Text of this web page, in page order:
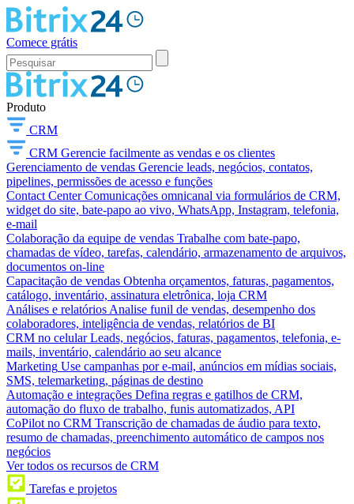
Comece grátis
Produto
CRM
CRM Gerencie facilmente as vendas e os clientes
Gerenciamento de vendas Gerencie leads, negócios, contatos,
pipelines, permissões de acesso e funções
Contact Center Comunicações omnicanal via formulários de CRM,
widget do site, bate-papo ao vivo, WhatsApp, Instagram, telefonia,
e-mail
Colaboração da equipe de vendas Trabalhe com bate-papo,
chamadas de vídeo, tarefas, calendário, armazenamento de arquivos,
documentos on-line
Capacitação de vendas Obtenha orçamentos, faturas, pagamentos,
catálogo, inventário, assinatura eletrônica, loja CRM
Análises e relatórios Analise funil de vendas, desempenho dos
colaboradores, inteligência de vendas, relatórios de BI
CRM no celular Leads, negócios, faturas, pagamentos, telefonia, e-
mails, inventário, calendário ao seu alcance
Marketing Use campanhas por e-mail, anúncios em mídias sociais,
SMS, telemarketing, páginas de destino
Automação e integrações Defina regras e gatilhos de CRM,
automação do fluxo de trabalho, funis automatizados, API
CoPilot no CRM Transcrição de chamadas de áudio para texto,
resumo de chamadas, preenchimento automático de campos nos
negócios
Ver todos os recursos de CRM
Tarefas e projetos